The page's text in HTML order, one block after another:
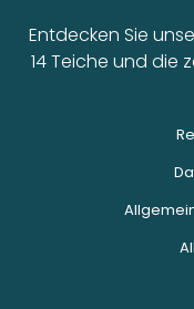
Entdecken Sie
14 Teiche und die